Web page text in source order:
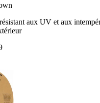
aux UV et aux